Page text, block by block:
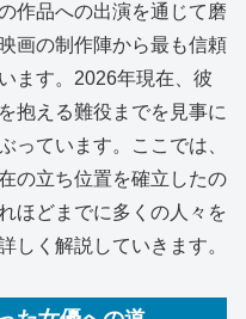
作品への出演を通じて磨
画の制作陣から最も信頼
ます。2026年現在、彼
抱える難役までを見事に
っています。ここでは、
の立ち位置を確立したの
ほどまでに多くの人々を
しく解説していきます。